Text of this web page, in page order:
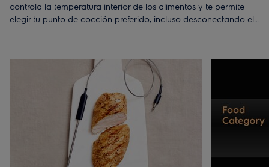
controla la temperatura interior de los alimentos y te permite
elegir tu punto de cocción preferido, incluso desconectando el